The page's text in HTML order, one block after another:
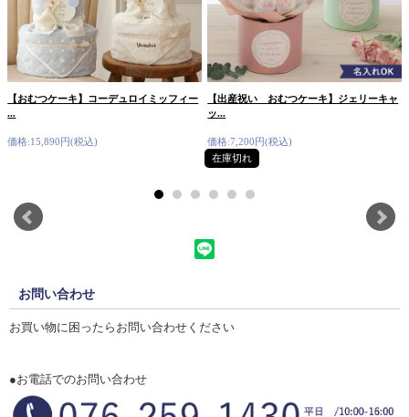
【おむつケーキ】コーデュロイミッフィー
...
価格:15,890円(税込)
【出産祝い おむつケーキ】ジェリーキャ
ッ...
価格:7,200円(税込)
在庫切れ
お問い合わせ
お買い物に困ったらお問い合わせください
●お電話でのお問い合わせ